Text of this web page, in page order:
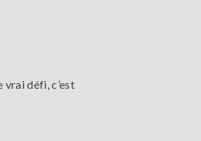
vrai défi, c’est